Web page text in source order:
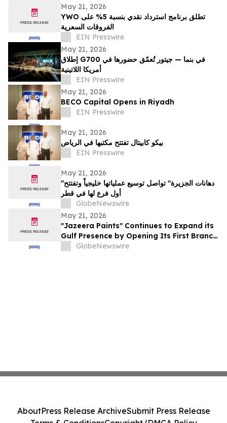
May 21, 2026
YWO تطلق برنامج استرداد نقدي بنسبة 5% على
الفروقات السعرية
EIN Presswire
May 21, 2026
إطلاق G700 في بنما — جيتور تُعمّق حضورها في
أمريكا اللاتينية
EIN Presswire
May 21, 2026
BECO Capital Opens in Riyadh
EIN Presswire
May 21, 2026
بيكو كابيتال تفتتح مكتبها في الرياض
EIN Presswire
May 21, 2026
"دهانات الجزيرة" تواصل توسيع عملياتها خليجياً وتفتتح
أول فرع لها في قطر
GlobeNewswire
May 21, 2026
"Jazeera Paints" Continues to Expand its
Gulf Presence by Opening Its First Branch
in Qatar
GlobeNewswire
AboutPress Release ArchiveSubmit Press Release